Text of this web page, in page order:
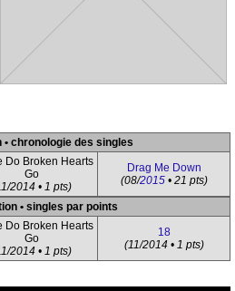
• chronologie des singles
Do Broken Hearts
Go
2014 • 1 pts)
Drag Me Down
(08/2015• 21 pts)
• singles par points
Do Broken Hearts
Go
2014 • 1 pts)
18
(11/2014 • 1 pts)